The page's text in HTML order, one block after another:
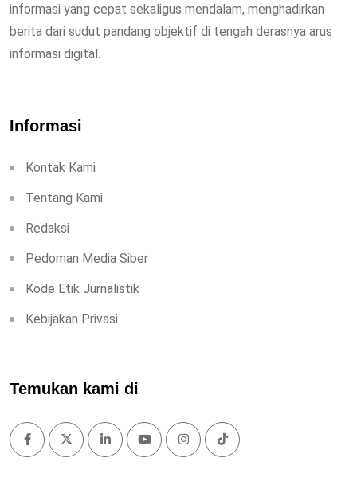
informasi yang cepat sekaligus mendalam, menghadirkan
berita dari sudut pandang objektif di tengah derasnya arus
informasi digital.
Informasi
Kontak Kami
Tentang Kami
Redaksi
Pedoman Media Siber
Kode Etik Jurnalistik
Kebijakan Privasi
Temukan kami di